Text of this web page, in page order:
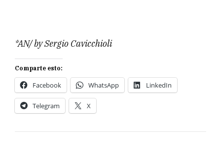
*AN/ by Sergio Cavicchioli
Comparte esto:
Facebook WhatsApp LinkedIn
Telegram X